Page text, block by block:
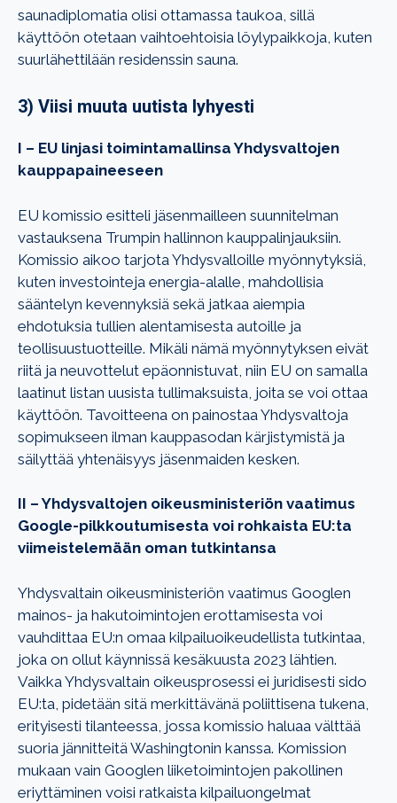
saunadiplomatia olisi ottamassa taukoa, sillä
käyttöön otetaan vaihtoehtoisia löylypaikkoja, kuten
suurlähettilään residenssin sauna.
3) Viisi muuta uutista lyhyesti
I – EU linjasi toimintamallinsa Yhdysvaltojen
kauppapaineeseen
EU komissio esitteli jäsenmailleen suunnitelman
vastauksena Trumpin hallinnon kauppalinjauksiin.
Komissio aikoo tarjota Yhdysvalloille myönnytyksiä,
kuten investointeja energia-alalle, mahdollisia
sääntelyn kevennyksiä sekä jatkaa aiempia
ehdotuksia tullien alentamisesta autoille ja
teollisuustuotteille. Mikäli nämä myönnytyksen eivät
riitä ja neuvottelut epäonnistuvat, niin EU on samalla
laatinut listan uusista tullimaksuista, joita se voi ottaa
käyttöön. Tavoitteena on painostaa Yhdysvaltoja
sopimukseen ilman kauppasodan kärjistymistä ja
säilyttää yhtenäisyys jäsenmaiden kesken.
II – Yhdysvaltojen oikeusministeriön vaatimus
Google-pilkkoutumisesta voi rohkaista EU:ta
viimeistelemään oman tutkintansa
Yhdysvaltain oikeusministeriön vaatimus Googlen
mainos- ja hakutoimintojen erottamisesta voi
vauhdittaa EU:n omaa kilpailuoikeudellista tutkintaa,
joka on ollut käynnissä kesäkuusta 2023 lähtien.
Vaikka Yhdysvaltain oikeusprosessi ei juridisesti sido
EU:ta, pidetään sitä merkittävänä poliittisena tukena,
erityisesti tilanteessa, jossa komissio haluaa välttää
suoria jännitteitä Washingtonin kanssa. Komission
mukaan vain Googlen liiketoimintojen pakollinen
eriyttäminen voisi ratkaista kilpailuongelmat